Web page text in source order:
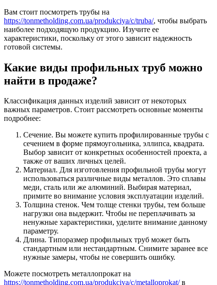
Вам стоит посмотреть трубы на
https://tonmetholding.com.ua/produkciya/c/truba/, чтобы выбрать
наиболее подходящую продукцию. Изучите ее
характеристики, поскольку от этого зависит надежность
готовой системы.
Какие виды профильных труб можно
найти в продаже?
Классификация данных изделий зависит от некоторых
важных параметров. Стоит рассмотреть основные моменты
подробнее:
Сечение. Вы можете купить профилированные трубы с
сечением в форме прямоугольника, эллипса, квадрата.
Выбор зависит от конкретных особенностей проекта, а
также от ваших личных целей.
Материал. Для изготовления профильной трубы могут
использоваться различные виды металлов. Это сплавы
меди, сталь или же алюминий. Выбирая материал,
примите во внимание условия эксплуатации изделий.
Толщина стенок. Чем толще стенки трубы, тем больше
нагрузки она выдержит. Чтобы не переплачивать за
ненужные характеристики, уделите внимание данному
параметру.
Длина. Типоразмер профильных труб может быть
стандартным или нестандартным. Снимите заранее все
нужные замеры, чтобы не совершить ошибку.
Можете посмотреть металлопрокат на
https://tonmetholding.com.ua/produkciya/c/metalloprokat/в